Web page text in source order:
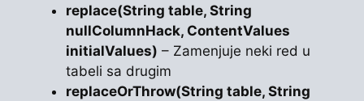
replace(String table, String
nullColumnHack, ContentValues
initialValues) – Zamenjuje neki red u
tabeli sa drugim
replaceOrThrow(String table, String